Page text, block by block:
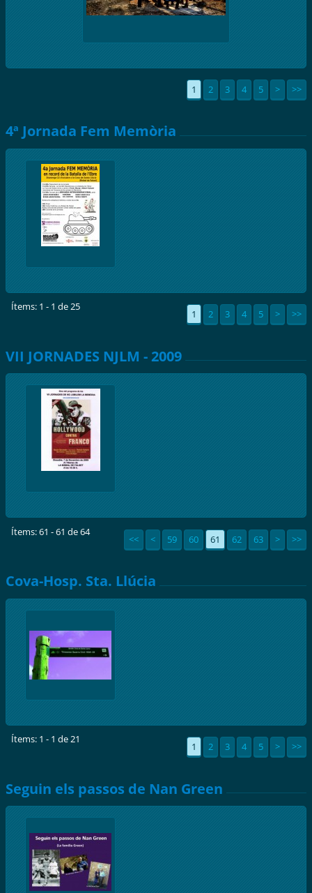
1 2 3 4 5 > >>
4ª Jornada Fem Memòria
Ítems: 1 - 1 de 25
1 2 3 4 5 > >>
VII JORNADES NJLM - 2009
Ítems: 61 - 61 de 64
<< < 59 60 61 62 63 > >>
Cova-Hosp. Sta. Llúcia
Ítems: 1 - 1 de 21
1 2 3 4 5 > >>
Seguin els passos de Nan Green